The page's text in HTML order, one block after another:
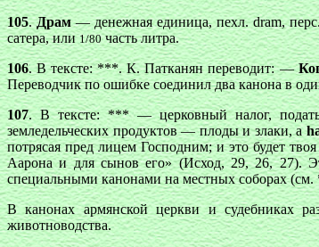
105.Драм— денежная единица, пехл. dram,
сатера, или1/80часть литра.
106. В тексте: ***. К. Патканян переводит: —
Переводчик по ошибке соединил два канона в
107. В тексте: *** — церковный налог,
земледельческих продуктов — плоды и злаки, а
потрясая пред лицем Господним; и это будет
Аарона и для сынов его» (Исход, 29, 26, 27).
специальными канонами на местных соборах
В канонах армянской церкви и судебниках
животноводства.